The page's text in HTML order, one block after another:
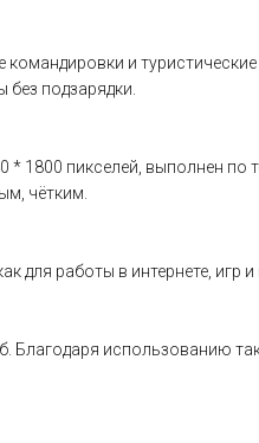
и
подзарядки.
1800 пикселей, выполнен по
чётким.
для работы в интернете,
Благодаря использованию